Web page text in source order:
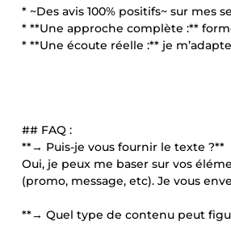
* ~Des avis 100% positifs~ sur
* **Une approche complète :**
* **Une écoute réelle :** je
## FAQ :
**→ Puis-je vous fournir le texte ?**
Oui, je peux me baser sur vos
(promo, message, etc). Je vous
**→ Quel type de contenu peut